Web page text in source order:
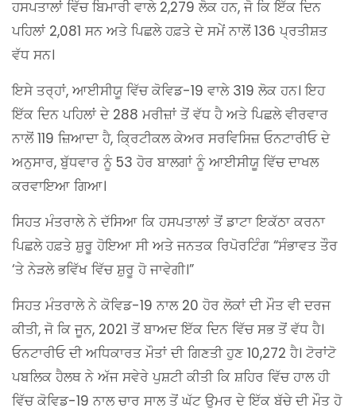
ਹਸਪਤਾਲਾਂ ਵਿੱਚ ਬਿਮਾਰੀ ਵਾਲੇ 2,279 ਲੋਕ ਹਨ, ਜੋ ਕਿ ਇੱਕ ਦਿਨ
ਪਹਿਲਾਂ 2,081 ਸਨ ਅਤੇ ਪਿਛਲੇ ਹਫ਼ਤੇ ਦੇ ਸਮੇਂ ਨਾਲੋਂ 136 ਪ੍ਰਤੀਸ਼ਤ
ਵੱਧ ਸਨ।
ਇਸੇ ਤਰ੍ਹਾਂ, ਆਈਸੀਯੂ ਵਿੱਚ ਕੋਵਿਡ-19 ਵਾਲੇ 319 ਲੋਕ ਹਨ। ਇਹ
ਇੱਕ ਦਿਨ ਪਹਿਲਾਂ ਦੇ 288 ਮਰੀਜ਼ਾਂ ਤੋਂ ਵੱਧ ਹੈ ਅਤੇ ਪਿਛਲੇ ਵੀਰਵਾਰ
ਨਾਲੋਂ 119 ਜ਼ਿਆਦਾ ਹੈ, ਕ੍ਰਿਟੀਕਲ ਕੇਅਰ ਸਰਵਿਸਿਜ਼ ਓਨਟਾਰੀਓ ਦੇ
ਅਨੁਸਾਰ, ਬੁੱਧਵਾਰ ਨੂੰ 53 ਹੋਰ ਬਾਲਗਾਂ ਨੂੰ ਆਈਸੀਯੂ ਵਿੱਚ ਦਾਖਲ
ਕਰਵਾਇਆ ਗਿਆ।
ਸਿਹਤ ਮੰਤਰਾਲੇ ਨੇ ਦੱਸਿਆ ਕਿ ਹਸਪਤਾਲਾਂ ਤੋਂ ਡਾਟਾ ਇਕੱਠਾ ਕਰਨਾ
ਪਿਛਲੇ ਹਫ਼ਤੇ ਸ਼ੁਰੂ ਹੋਇਆ ਸੀ ਅਤੇ ਜਨਤਕ ਰਿਪੋਰਟਿੰਗ “ਸੰਭਾਵਤ ਤੌਰ
‘ਤੇ ਨੇੜਲੇ ਭਵਿੱਖ ਵਿੱਚ ਸ਼ੁਰੂ ਹੋ ਜਾਵੇਗੀ।”
ਸਿਹਤ ਮੰਤਰਾਲੇ ਨੇ ਕੋਵਿਡ-19 ਨਾਲ 20 ਹੋਰ ਲੋਕਾਂ ਦੀ ਮੌਤ ਵੀ ਦਰਜ
ਕੀਤੀ, ਜੋ ਕਿ ਜੂਨ, 2021 ਤੋਂ ਬਾਅਦ ਇੱਕ ਦਿਨ ਵਿੱਚ ਸਭ ਤੋਂ ਵੱਧ ਹੈ।
ਓਨਟਾਰੀਓ ਦੀ ਅਧਿਕਾਰਤ ਮੌਤਾਂ ਦੀ ਗਿਣਤੀ ਹੁਣ 10,272 ਹੈ। ਟੋਰਾਂਟੋ
ਪਬਲਿਕ ਹੈਲਥ ਨੇ ਅੱਜ ਸਵੇਰੇ ਪੁਸ਼ਟੀ ਕੀਤੀ ਕਿ ਸ਼ਹਿਰ ਵਿੱਚ ਹਾਲ ਹੀ
ਵਿੱਚ ਕੋਵਿਡ-19 ਨਾਲ ਚਾਰ ਸਾਲ ਤੋਂ ਘੱਟ ਉਮਰ ਦੇ ਇੱਕ ਬੱਚੇ ਦੀ ਮੌਤ ਹੋ